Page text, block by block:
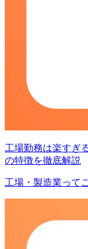
工場勤務は楽すぎ
の特徴を徹底解説
工場・製造業って